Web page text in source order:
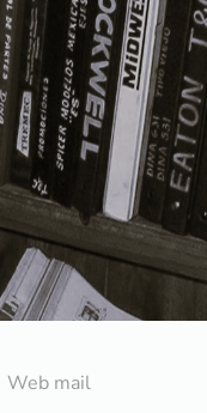
Web mail